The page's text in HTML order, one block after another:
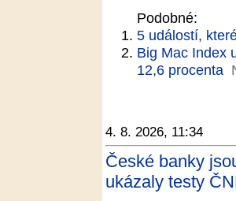
Podobné:
5 událostí,
Big Mac Index
12,6 procenta
4. 8. 2026, 11:34
České banky
ukázaly testy